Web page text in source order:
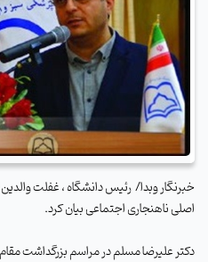
خبرنگار وبدا/ رئیس دانشگاه ، غفلت
اصلی ناهنجاری اجتماعی بیان کرد.
دکتر علیرضا مسلم در مراسم بزرگداشت مقام